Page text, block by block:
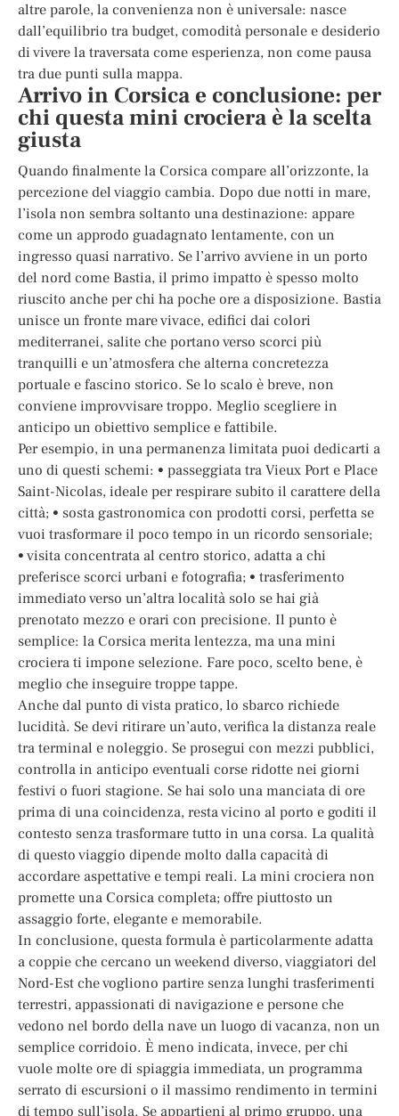
altre parole, la convenienza non è universale: nasce
dall’equilibrio tra budget, comodità personale e desiderio
di vivere la traversata come esperienza, non come pausa
tra due punti sulla mappa.
Arrivo in Corsica e conclusione: per
chi questa mini crociera è la scelta
giusta
Quando finalmente la Corsica compare all’orizzonte, la
percezione del viaggio cambia. Dopo due notti in mare,
l’isola non sembra soltanto una destinazione: appare
come un approdo guadagnato lentamente, con un
ingresso quasi narrativo. Se l’arrivo avviene in un porto
del nord come Bastia, il primo impatto è spesso molto
riuscito anche per chi ha poche ore a disposizione. Bastia
unisce un fronte mare vivace, edifici dai colori
mediterranei, salite che portano verso scorci più
tranquilli e un’atmosfera che alterna concretezza
portuale e fascino storico. Se lo scalo è breve, non
conviene improvvisare troppo. Meglio scegliere in
anticipo un obiettivo semplice e fattibile.
Per esempio, in una permanenza limitata puoi dedicarti a
uno di questi schemi: • passeggiata tra Vieux Port e Place
Saint-Nicolas, ideale per respirare subito il carattere della
città; • sosta gastronomica con prodotti corsi, perfetta se
vuoi trasformare il poco tempo in un ricordo sensoriale;
• visita concentrata al centro storico, adatta a chi
preferisce scorci urbani e fotografia; • trasferimento
immediato verso un’altra località solo se hai già
prenotato mezzo e orari con precisione. Il punto è
semplice: la Corsica merita lentezza, ma una mini
crociera ti impone selezione. Fare poco, scelto bene, è
meglio che inseguire troppe tappe.
Anche dal punto di vista pratico, lo sbarco richiede
lucidità. Se devi ritirare un’auto, verifica la distanza reale
tra terminal e noleggio. Se prosegui con mezzi pubblici,
controlla in anticipo eventuali corse ridotte nei giorni
festivi o fuori stagione. Se hai solo una manciata di ore
prima di una coincidenza, resta vicino al porto e goditi il
contesto senza trasformare tutto in una corsa. La qualità
di questo viaggio dipende molto dalla capacità di
accordare aspettative e tempi reali. La mini crociera non
promette una Corsica completa; offre piuttosto un
assaggio forte, elegante e memorabile.
In conclusione, questa formula è particolarmente adatta
a coppie che cercano un weekend diverso, viaggiatori del
Nord-Est che vogliono partire senza lunghi trasferimenti
terrestri, appassionati di navigazione e persone che
vedono nel bordo della nave un luogo di vacanza, non un
semplice corridoio. È meno indicata, invece, per chi
vuole molte ore di spiaggia immediata, un programma
serrato di escursioni o il massimo rendimento in termini
di tempo sull’isola. Se appartieni al primo gruppo, una